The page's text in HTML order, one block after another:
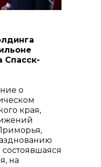
Спасск-
о
края,
на